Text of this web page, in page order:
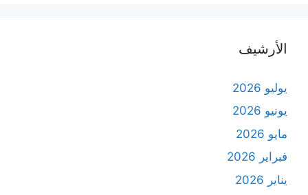
الأرشيف
يوليو 2026
يونيو 2026
مايو 2026
فبراير 2026
يناير 2026